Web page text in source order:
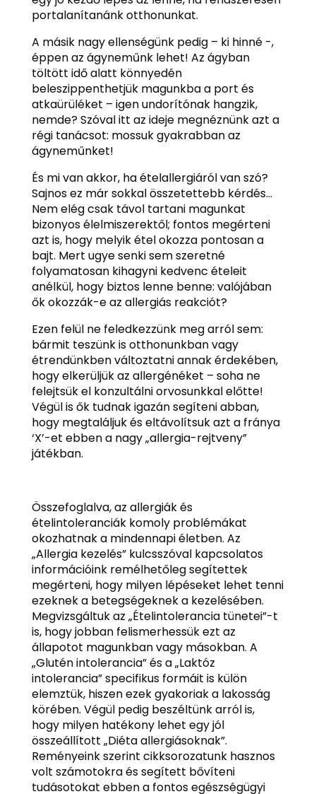
portalanítanánk otthonunkat.
A másik nagy ellenségünk pedig – ki hinné -,
éppen az ágyneműnk lehet! Az ágyban
töltött idő alatt könnyedén
beleszippenthetjük magunkba a port és
atkaürüléket – igen undorítónak hangzik,
nemde? Szóval itt az ideje megnéznünk azt a
régi tanácsot: mossuk gyakrabban az
ágyneműnket!
És mi van akkor, ha ételallergiáról van szó?
Sajnos ez már sokkal összetettebb kérdés…
Nem elég csak távol tartani magunkat
bizonyos élelmiszerektől; fontos megérteni
azt is, hogy melyik étel okozza pontosan a
bajt. Mert ugye senki sem szeretné
folyamatosan kihagyni kedvenc ételeit
anélkül, hogy biztos lenne benne: valójában
ők okozzák-e az allergiás reakciót?
Ezen felül ne feledkezzünk meg arról sem:
bármit teszünk is otthonunkban vagy
étrendünkben változtatni annak érdekében,
hogy elkerüljük az allergénéket – soha ne
felejtsük el konzultálni orvosunkkal előtte!
Végül is ők tudnak igazán segíteni abban,
hogy megtaláljuk és eltávolítsuk azt a fránya
‘X’-et ebben a nagy „allergia-rejtveny”
játékban.
Összefoglalva, az allergiák és
ételintoleranciák komoly problémákat
okozhatnak a mindennapi életben. Az
„Allergia kezelés” kulcsszóval kapcsolatos
információink remélhetőleg segítettek
megérteni, hogy milyen lépéseket lehet tenni
ezeknek a betegségeknek a kezelésében.
Megvizsgáltuk az „Ételintolerancia tünetei”-t
is, hogy jobban felismerhessük ezt az
állapotot magunkban vagy másokban. A
„Glutén intolerancia” és a „Laktóz
intolerancia” specifikus formáit is külön
elemztük, hiszen ezek gyakoriak a lakosság
körében. Végül pedig beszéltünk arról is,
hogy milyen hatékony lehet egy jól
összeállított „Diéta allergiásoknak”.
Reményeink szerint cikksorozatunk hasznos
volt számotokra és segített bővíteni
tudásotokat ebben a fontos egészségügyi